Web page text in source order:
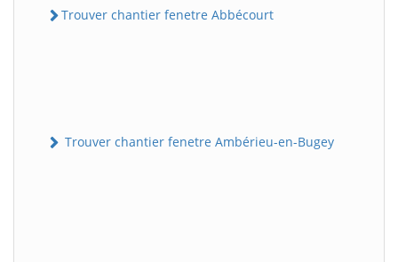
Trouver chantier fenetre Abbécourt
Trouver chantier fenetre Ambérieu-en-Bugey